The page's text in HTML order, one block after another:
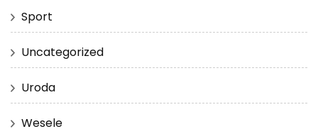
Sport
Uncategorized
Uroda
Wesele